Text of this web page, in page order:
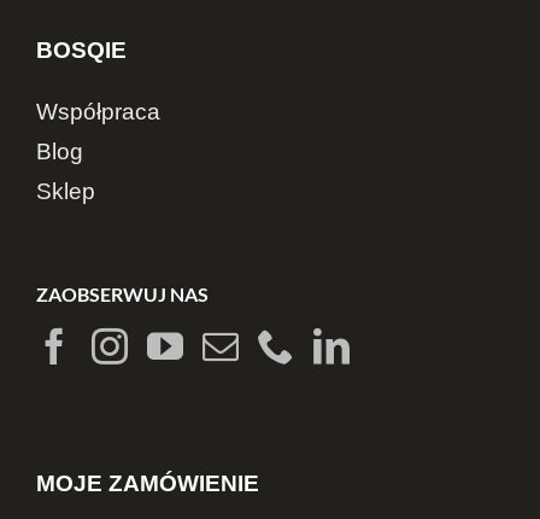
BOSQIE
Współpraca
Blog
Sklep
ZAOBSERWUJ NAS
MOJE ZAMÓWIENIE